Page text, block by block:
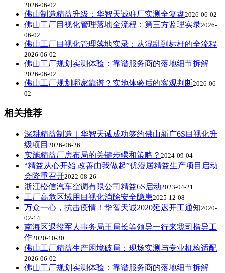
2026-06-02
佛山制造精益升级：华智天诚驻厂实测全复盘2026-06-02
佛山工厂目视化管理落地全流程：第三方监理实录2026-
06-02
佛山工厂目视化管理落地实录：从混乱到标杆的全流程
2026-06-02
佛山工厂规划实测体验：靠谱服务商的落地细节拆解
2026-06-02
佛山工厂规划哪家靠谱？实地体验后的客观判断2026-06-
02
相关推荐
深耕精益制造｜华智天诚成功签约佛山新广6S目视化升
级项目 2026-06-26
实施精益厂房布局的关键步骤和策略？ 2024-09-04
“精益从心开始 改善由我做起”优漫居精益生产项目启动
会隆重召开2022-08-26
浙江松信汽车空调有限公司精益6S启动2023-04-21
工厂高危区域用目视化消除安全隐患2025-12-08
万众一心，抗击疫情！华智天诚2020延迟开工通知2020-
02-14
南海区退役军人事务局王局长等领导一行来我司指导工
作2020-10-30
佛山工厂精益生产困境破局：现场实测与专业机构适配
2026-06-02
佛山工厂规划实测体验：靠谱服务商的落地细节拆解